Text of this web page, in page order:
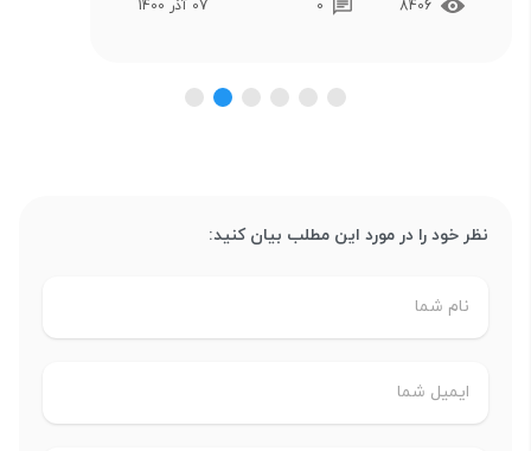
8406
0 07 آذر 1400
نظر خود را در مورد این مطلب بیان کنید: